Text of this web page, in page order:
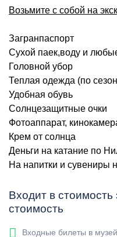
Возьмите с собой на
Загранпаспорт
Сухой паек,воду и
Головной убор
Теплая одежда (по
Удобная обувь
Солнцезащитные очки
Фотоаппарат,
Крем от солнца
Деньги на катание по
На напитки и сувениры
Входит в
стоимость
Входные билеты в